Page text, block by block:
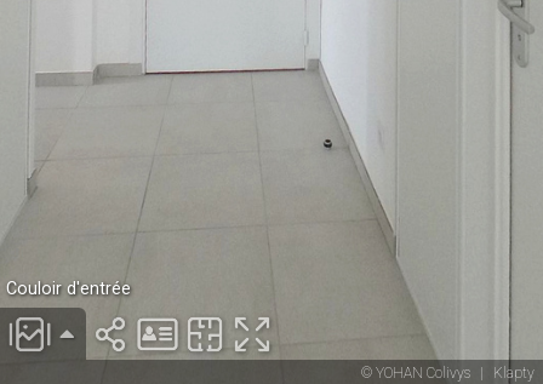
© YOHAN Colivys | Klapty
Couloir d'entrée